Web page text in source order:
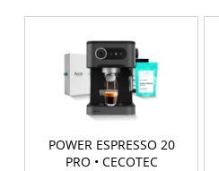
POWER ESPRESSO 20
PRO • CECOTEC